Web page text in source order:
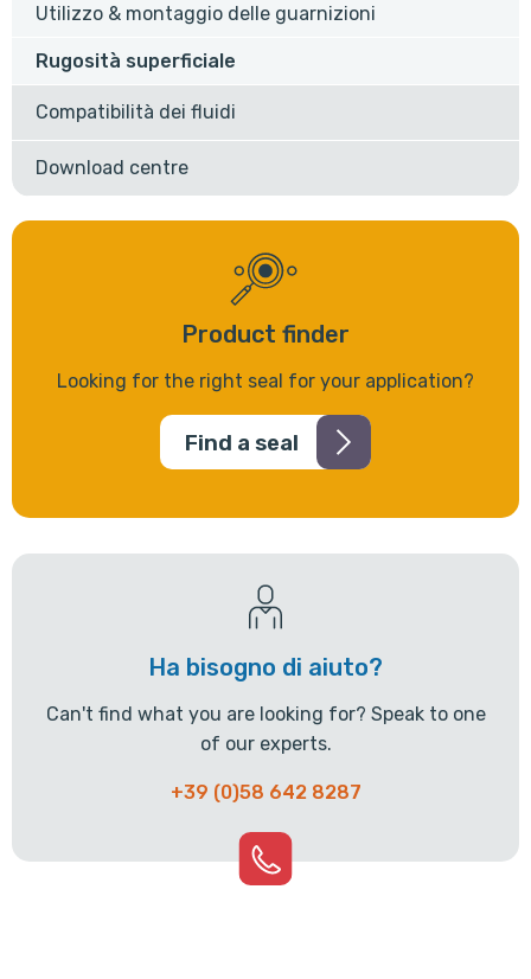
Utilizzo & montaggio delle guarnizioni
Rugosità superficiale
Compatibilità dei fluidi
Download centre
Product finder
Looking for the right seal for your application?
Find a seal
Ha bisogno di aiuto?
Can't find what you are looking for? Speak to one
of our experts.
+39 (0)58 642 8287